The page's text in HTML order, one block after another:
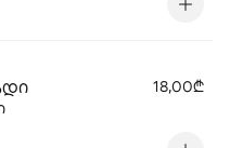
18,00₾